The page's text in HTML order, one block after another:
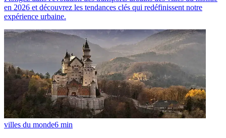
en 2026 et découvrez les tendances clés qui redéfinissent notre
expérience urbaine.
villes du monde6 min